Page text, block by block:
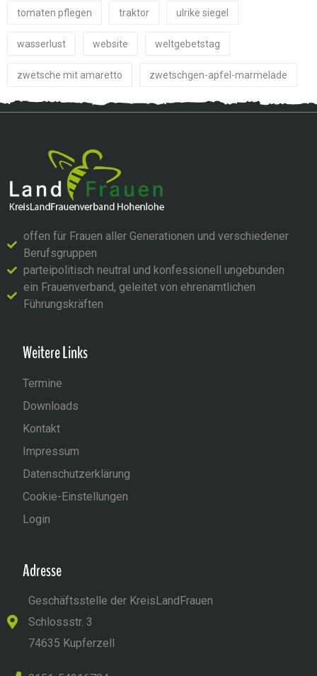
tomaten pflegen traktor ulrike siegel
wasserlust website weltgebetstag
zwetsche mit amaretto zwetschgen-apfel-marmelade
offen für Frauen aller Generationen und verschiedener
Berufsgruppen
parteipolitisch neutral und konfessionell ungebunden
ein Frauenverband, geleitet von ehrenamtlichen
Führungskräften
Weitere Links
Termine
Downloads
Kontakt
Impressum
Datenschutzerklärung
Cookie-Einstellungen
Login
Adresse
Geschäftsstelle der KreisLandFrauen
Schlossstr. 3
74635 Kupferzell